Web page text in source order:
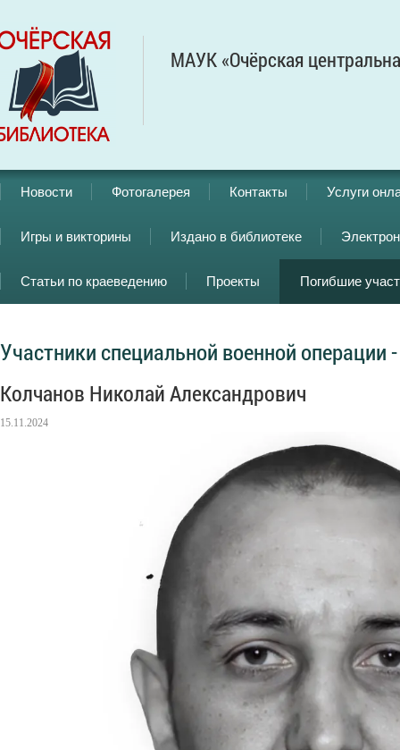
МАУК «Очёрская
Новости Фотогалерея Контакты Услуги
Игры и викторины Издано в библиотеке
Статьи по краеведению Проекты Погибшие
Участники специальной военной операции
Колчанов Николай Александрович
15.11.2024